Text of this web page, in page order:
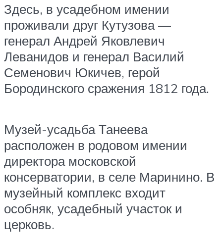
Здесь, в усадебном имении
проживали друг Кутузова —
генерал Андрей Яковлевич
Леванидов и генерал Василий
Семенович Юкичев, герой
Бородинского сражения 1812 года.
Музей-усадьба Танеева
расположен в родовом имении
директора московской
консерватории, в селе Маринино. В
музейный комплекс входит
особняк, усадебный участок и
церковь.